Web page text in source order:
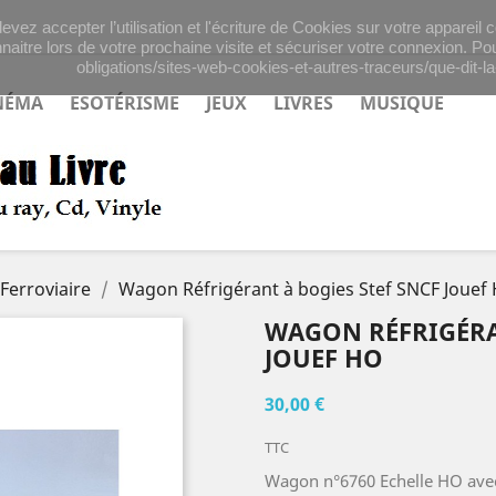
accepter l’utilisation et l'écriture de Cookies sur votre
lors de votre prochaine visite et sécuriser votre connexion.
obligations/sites-web-cookies-et-autres-traceurs/que-dit-
ESOTÉRISME JEUX LIVRES MUSIQUE
Wagon Réfrigérant à bogies Stef SNCF Jouef
WAGON
JOUEF HO
30,00 €
TTC
Wagon n°6760 Echelle HO